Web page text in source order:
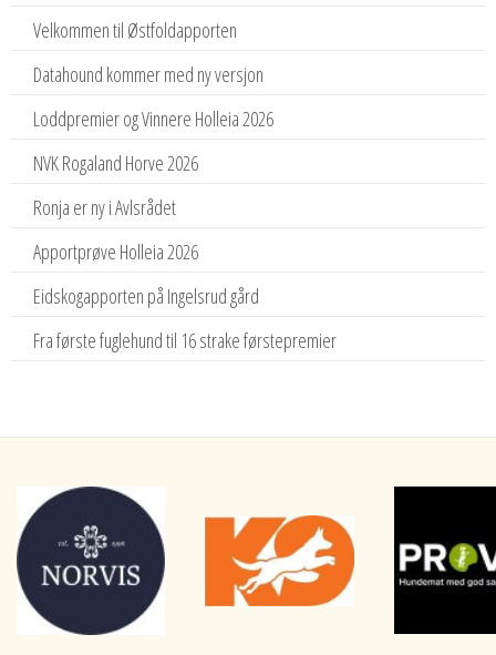
Velkommen til Østfoldapporten
Datahound kommer med ny versjon
Loddpremier og Vinnere Holleia 2026
NVK Rogaland Horve 2026
Ronja er ny i Avlsrådet
Apportprøve Holleia 2026
Eidskogapporten på Ingelsrud gård
Fra første fuglehund til 16 strake førstepremier